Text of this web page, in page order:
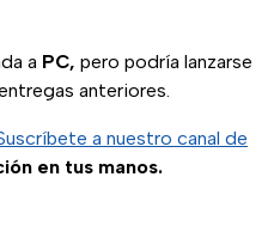
a PC, pero podría lanzarse
anteriores.
a nuestro canal de
en tus manos.